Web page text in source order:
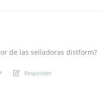
de las selladoras distform?
Responder